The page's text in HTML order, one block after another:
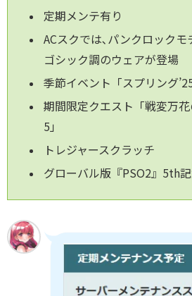
定期メンテ有り
ACスクでは､パンクロックモ
ゴシック調のウェアが登場
季節イベント「スプリング
期間限定クエスト「戦変万
5」
トレジャースクラッチ
グローバル版『PSO2』5th